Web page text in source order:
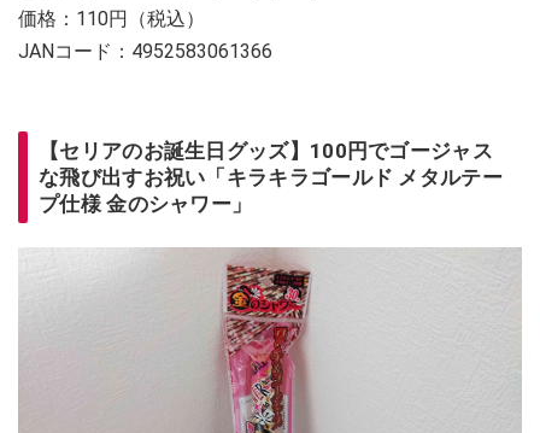
価格：110円（税込）
JANコード：4952583061366
【セリアのお誕生日グッズ】100円でゴージャス
な飛び出すお祝い「キラキラゴールド メタルテー
プ仕様 金のシャワー」